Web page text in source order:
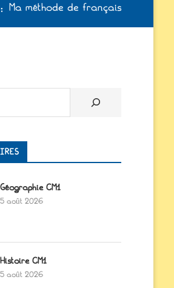
méthode de français à jour /
Géographie CM1
5 août 2026
Histoire CM1
5 août 2026